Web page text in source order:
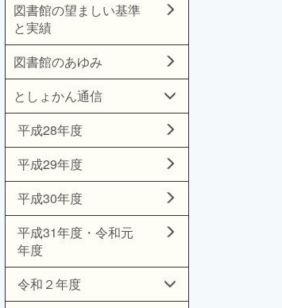
図書館の望ましい基準
と実績
図書館のあゆみ
としょかん通信
平成28年度
平成29年度
平成30年度
平成31年度・令和元
年度
令和２年度